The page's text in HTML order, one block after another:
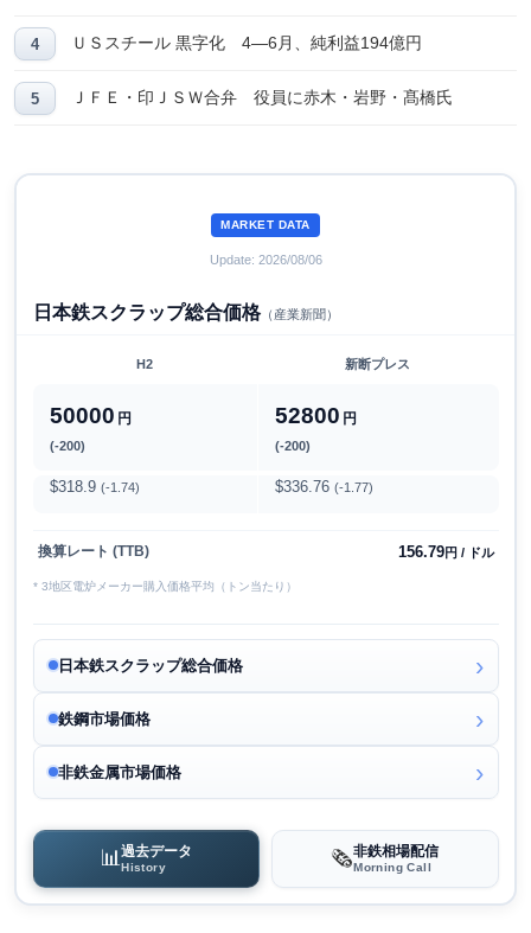
ＵＳスチール 黒字化 4―6月、純利益194億円
ＪＦＥ・印ＪＳＷ合弁 役員に赤木・岩野・髙橋氏
MARKET DATA
Update: 2026/08/06
日本鉄スクラップ総合価格（産業新聞）
H2 新断プレス
50000 円
(-200)
52800 円
(-200)
$318.9 (-1.74) $336.76 (-1.77)
換算レート (TTB) 156.79円 / ドル
* 3地区電炉メーカー購入価格平均（トン当たり）
日本鉄スクラップ総合価格
鉄鋼市場価格
非鉄金属市場価格
📊過去データ
History 🗞️非鉄相場配信
Morning Call